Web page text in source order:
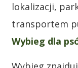
lokalizacji,
transportem
Wybieg dla